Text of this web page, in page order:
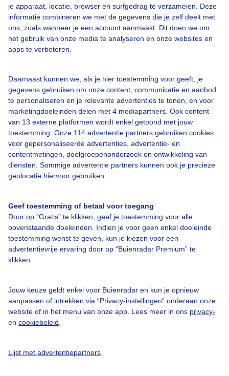
je apparaat, locatie, browser en surfgedrag te verzamelen. Deze
informatie combineren we met de gegevens die je zelf deelt met
ons, zoals wanneer je een account aanmaakt. Dit doen we om
het gebruik van onze media te analyseren en onze websites en
apps te verbeteren.
Daarnaast kunnen we, als je hier toestemming voor geeft, je
gegevens gebruiken om onze content, communicatie en aanbod
te personaliseren en je relevante advertenties te tonen, en voor
marketingdoeleinden delen met 4 mediapartners. Ook content
van 13 externe platformen wordt enkel getoond met jouw
toestemming. Onze 114 advertentie partners gebruiken cookies
voor gepersonaliseerde advertenties, advertentie- en
contentmetingen, doelgroepenonderzoek en ontwikkeling van
diensten. Sommige advertentie partners kunnen ook je precieze
geolocatie hiervoor gebruiken.
Geef toestemming of betaal voor toegang
Door op "Gratis" te klikken, geef je toestemming voor alle
bovenstaande doeleinden. Indien je voor geen enkel doeleinde
toestemming wenst te geven, kun je kiezen voor een
advertentievrije ervaring door op “Buienradar Premium” te
klikken.
Jouw keuze geldt enkel voor Buienradar en kun je opnieuw
aanpassen of intrekken via “Privacy-instellingen” onderaan onze
website of in het menu van onze app. Lees meer in ons privacy-
en cookiebeleid
Lijst met advertentiepartners
Bekijk slideshow
Een moment geduld aub...
Over Buienradar
Bedrijfsgegevens
Veelgestelde vragen
Contact
Toegankelijkheid
Adverteren
Buienradar Team